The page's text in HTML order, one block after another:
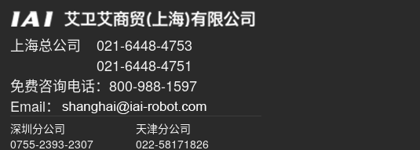
上海总公司 021-6448-4753
021-6448-4751
免费咨询电话：800-988-1597
Email：
深圳分公司
0755-2393-2307
天津分公司
022-58171826